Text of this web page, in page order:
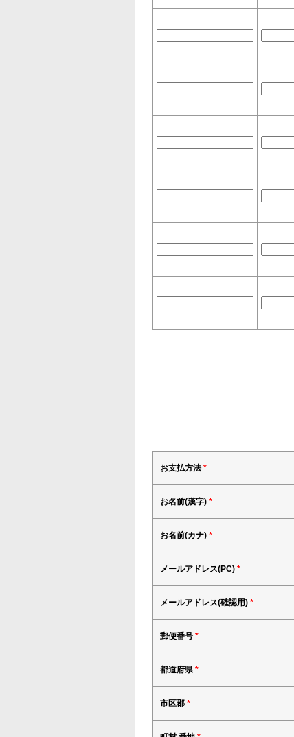
お支払方法 *
お名前(漢字) *
お名前(カナ) *
メールアドレス(PC) *
メールアドレス(確認用) *
郵便番号 *
都道府県*
市区郡 *